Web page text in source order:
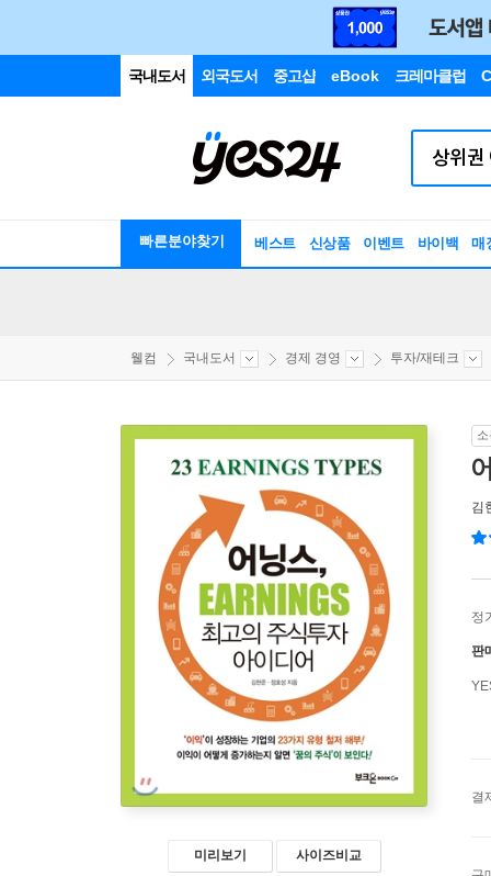
국내도서 외국도서 중고샵 eBook 크레마클럽
빠른분야찾기 베스트 신상품 이벤트 바이백 매
웰컴 국내도서 경제 경영 투자/재테크
미리보기 사이즈비교
김
정
판
결